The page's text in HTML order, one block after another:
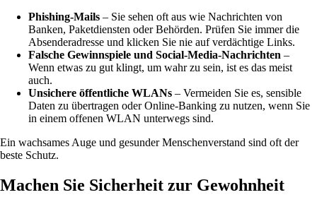
Phishing-Mails – Sie sehen oft aus wie Nachrichten von
Banken, Paketdiensten oder Behörden. Prüfen Sie immer die
Absenderadresse und klicken Sie nie auf verdächtige Links.
Falsche Gewinnspiele und Social-Media-Nachrichten –
Wenn etwas zu gut klingt, um wahr zu sein, ist es das meist
auch.
Unsichere öffentliche WLANs – Vermeiden Sie es, sensible
Daten zu übertragen oder Online-Banking zu nutzen, wenn Sie
in einem offenen WLAN unterwegs sind.
Ein wachsames Auge und gesunder Menschenverstand sind oft der
beste Schutz.
Machen Sie Sicherheit zur Gewohnheit